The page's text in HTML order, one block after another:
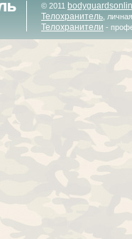
© 2011
Телохранитель ,
Телохранители -